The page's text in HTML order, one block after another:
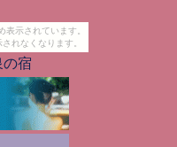
表示されています。
れなくなります。
の宿